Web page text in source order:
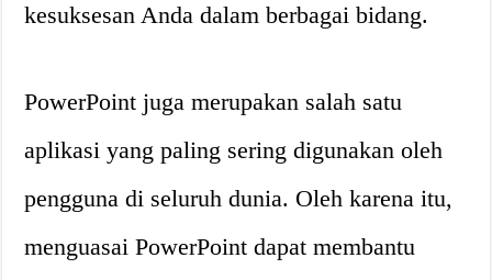
kesuksesan Anda dalam berbagai bidang.
PowerPoint juga merupakan salah satu
aplikasi yang paling sering digunakan oleh
pengguna di seluruh dunia. Oleh karena itu,
menguasai PowerPoint dapat membantu